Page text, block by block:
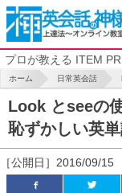
プロが教える ITEM
ホーム 日常英会話
Look とseeの
恥ずかしい英
［公開日］2016/09/15